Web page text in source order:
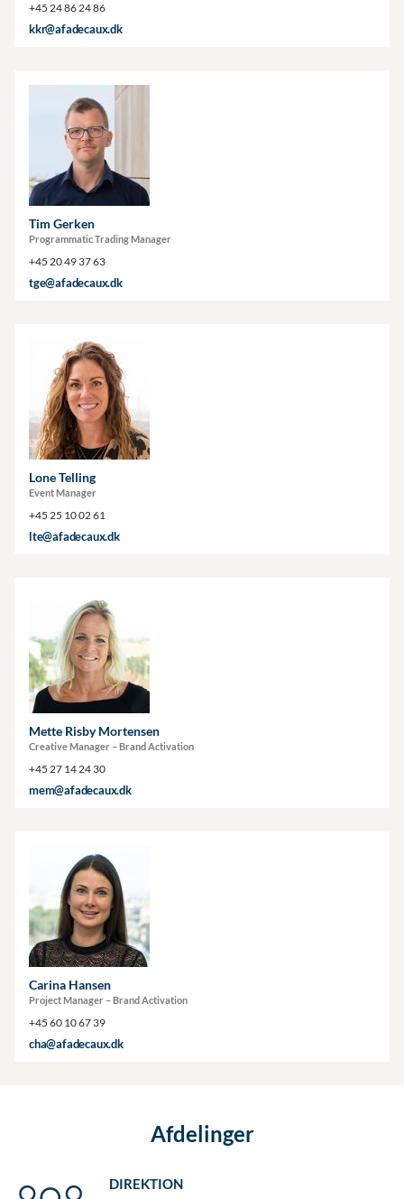
+45 24 86 24 86
kkr@afadecaux.dk
Tim Gerken
Programmatic Trading Manager
+45 20 49 37 63
tge@afadecaux.dk
Lone Telling
Event Manager
+45 25 10 02 61
lte@afadecaux.dk
Mette Risby Mortensen
Creative Manager – Brand Activation
+45 27 14 24 30
mem@afadecaux.dk
Carina Hansen
Project Manager – Brand Activation
+45 60 10 67 39
cha@afadecaux.dk
Afdelinger
DIREKTION